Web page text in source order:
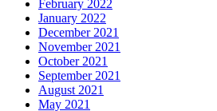
February 2022
January 2022
December 2021
November 2021
October 2021
September 2021
August 2021
May 2021